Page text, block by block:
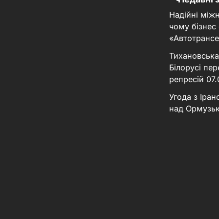
Надійні
чому
Білорусі
репресій
Угода з
над